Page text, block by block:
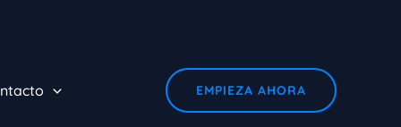
EMPIEZA AHORA